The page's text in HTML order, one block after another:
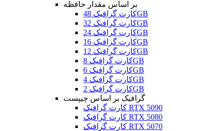
بر اساس مقدار حافظه
کارت گرافیک 48GB
کارت گرافیک 32GB
کارت گرافیک 24GB
کارت گرافیک 16GB
کارت گرافیک 12GB
کارت گرافیک 8GB
کارت گرافیک 6GB
کارت گرافیک 4GB
کارت گرافیک 2GB
گرافیک بر اساس چیپست
کارت گرافیک RTX 5090
کارت گرافیک RTX 5080
کارت گرافیک RTX 5070